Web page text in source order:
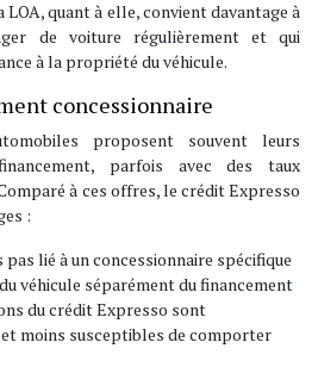
quant à elle, convient davantage à
de voiture régulièrement et qui
à la propriété du véhicule.
concessionnaire
proposent souvent leurs
parfois avec des taux
à ces offres, le crédit Expresso
:
pas lié à un concessionnaire spécifique
véhicule séparément du financement
du crédit Expresso sont
moins susceptibles de comporter